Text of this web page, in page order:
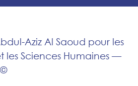
Aziz Al Saoud pour les
les Sciences Humaines —